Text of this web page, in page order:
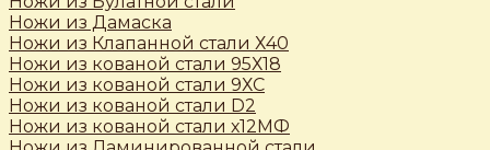
Ножи из Дамаска
Ножи из Клапанной стали Х40
Ножи из кованой стали 95Х18
Ножи из кованой стали 9ХС
Ножи из кованой стали D2
Ножи из кованой стали х12МФ